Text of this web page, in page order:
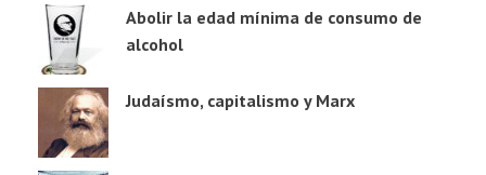
Abolir la edad mínima de consumo de
alcohol
Judaísmo, capitalismo y Marx